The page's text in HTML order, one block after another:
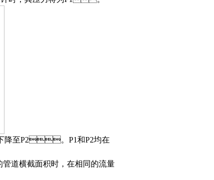
下降至P2。P1和P2均在
道横截面积时，在相同的流量